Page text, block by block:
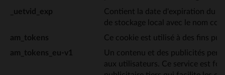
_uetvid_exp
Contient la date d'expiration du
de stockage local avec le nom
am_tokens
Ce cookie est utilisé à des fins
am_tokens_eu-v1
Un contenu et des publicités
aux utilisateurs. Ce service est